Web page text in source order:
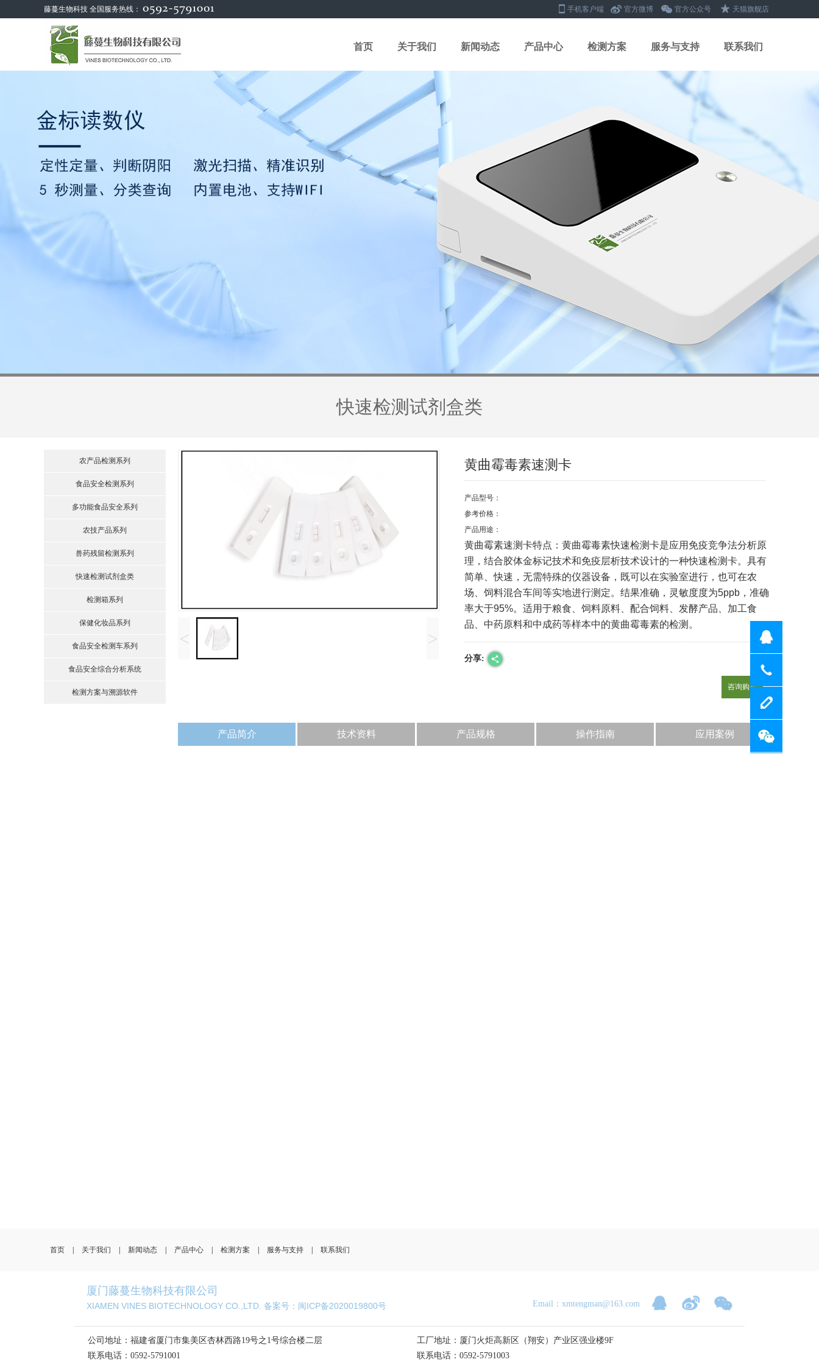
藤蔓生物科技 全国服务热线： 手机客户端 官方微博 官方公众号 天猫旗舰店
首页 关于我们 新闻动态 产品中心 检测方案 服务与支持 联系我们
快速检测试剂盒类
农产品检测系列
食品安全检测系列
多功能食品安全系列
农技产品系列
兽药残留检测系列
快速检测试剂盒类
检测箱系列
保健化妆品系列
食品安全检测车系列
食品安全综合分析系统
检测方案与溯源软件
< >
黄曲霉毒素速测卡
产品型号：
参考价格：
产品用途：
黄曲霉素速测卡特点：黄曲霉毒素快速检测卡是应用免疫竞争法分析原
理，结合胶体金标记技术和免疫层析技术设计的一种快速检测卡。具有
简单、快速，无需特殊的仪器设备，既可以在实验室进行，也可在农
场、饲料混合车间等实地进行测定。结果准确，灵敏度度为5ppb，准确
率大于95%。适用于粮食、饲料原料、配合饲料、发酵产品、加工食
品、中药原料和中成药等样本中的黄曲霉毒素的检测。
分享:
咨询购买
产品简介 技术资料 产品规格 操作指南 应用案例
首页 关于我们 新闻动态 产品中心 检测方案 服务与支持 联系我们
厦门藤蔓生物科技有限公司
XIAMEN VINES BIOTECHNOLOGY CO.,LTD. 备案号：闽ICP备2020019800号 Email：xmtengman@163.com
公司地址：福建省厦门市集美区杏林西路19号之1号综合楼二层
联系电话：0592-5791001
工厂地址：厦门火炬高新区（翔安）产业区强业楼9F
联系电话：0592-5791003